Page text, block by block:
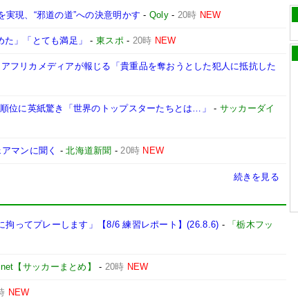
現、“邪道の道”への決意明かす - Qoly- 20時 NEW
」「とても満足」 -東スポ- 20時 NEW
フリカメディアが報じる「貴重品を奪おうとした犯人に抵抗した
位に英紙驚き「世界のトップスターたちとは…」 - サッカーダイ
マンに聞く -北海道新聞 -20時 NEW
続きを見る
ってプレーします」【8/6 練習レポート】(26.8.6) -
「栃木フッ
【サッカーまとめ】 - 20時 NEW
NEW